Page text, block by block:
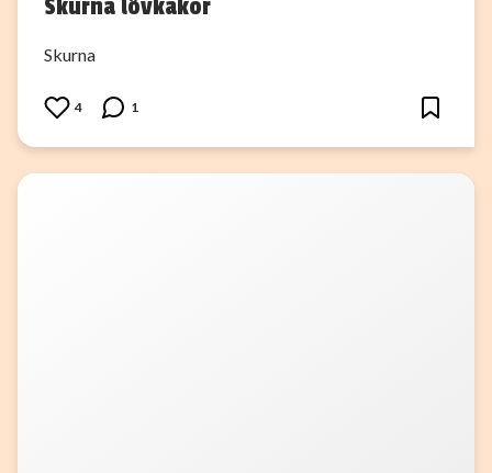
Skurna lövkakor
Skurna
4 1